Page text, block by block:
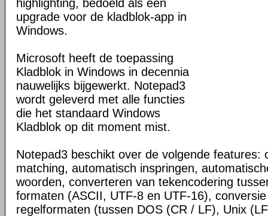
highlighting, bedoeld als een
upgrade voor de kladblok-app in
Windows.
Microsoft heeft de toepassing
Kladblok in Windows in decennia
nauwelijks bijgewerkt. Notepad3
wordt geleverd met alle functies
die het standaard Windows
Kladblok op dit moment mist.
Notepad3 beschikt over de volgende features:
matching, automatisch inspringen,
woorden, converteren van tekencodering
formaten (ASCII, UTF-8 en UTF-16),
regelformaten (tussen DOS (CR / LF), Unix